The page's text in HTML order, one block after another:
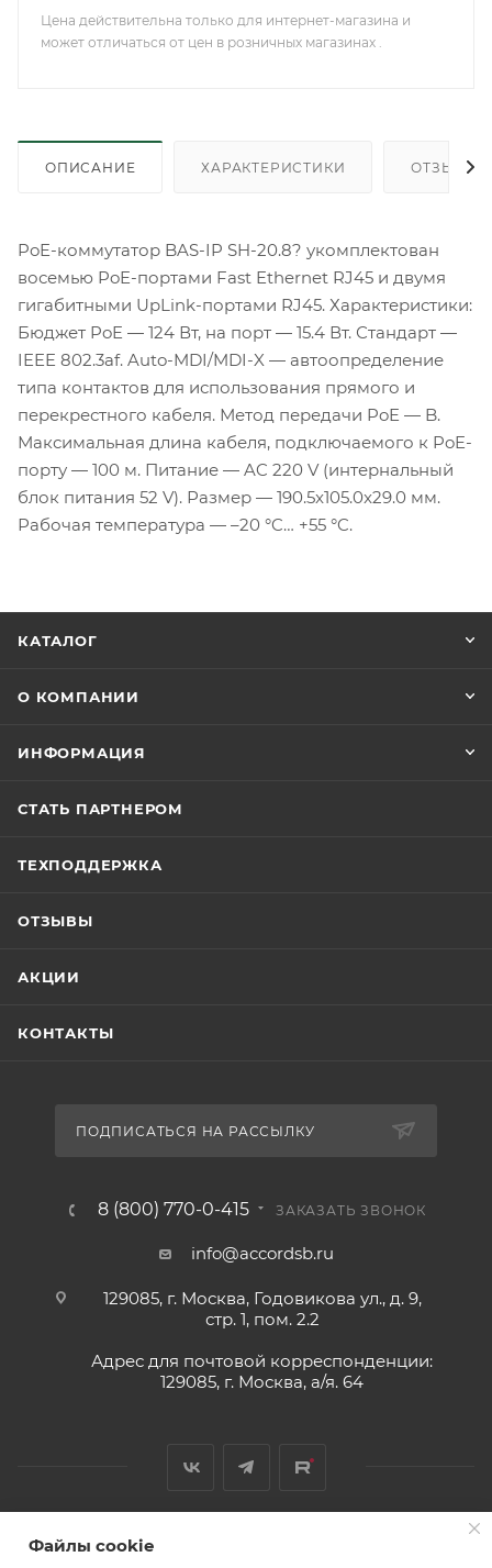
Цена действительна только для интернет-магазина и
может отличаться от цен в розничных магазинах .
ОПИСАНИЕ ХАРАКТЕРИСТИКИ ОТЗЫВЫ
PoE-коммутатор BAS-IP SH-20.8? укомплектован
восемью PoE-портами Fast Ethernet RJ45 и двумя
гигабитными UpLink-портами RJ45. Характеристики:
Бюджет PoE — 124 Вт, на порт — 15.4 Вт. Стандарт —
IEEE 802.3af. Auto-MDI/MDI-X — автоопределение
типа контактов для использования прямого и
перекрестного кабеля. Метод передачи PoE — B.
Максимальная длина кабеля, подключаемого к PoE-
порту — 100 м. Питание — AC 220 V (интернальный
блок питания 52 V). Размер — 190.5x105.0x29.0 мм.
Рабочая температура — –20 °C… +55 °C.
КАТАЛОГ
О КОМПАНИИ
ИНФОРМАЦИЯ
СТАТЬ ПАРТНЕРОМ
ТЕХПОДДЕРЖКА
ОТЗЫВЫ
АКЦИИ
КОНТАКТЫ
ПОДПИСАТЬСЯ НА РАССЫЛКУ
8 (800) 770-0-415 ЗАКАЗАТЬ ЗВОНОК
info@accordsb.ru
129085, г. Москва, Годовикова ул., д. 9,
стр. 1, пом. 2.2
Адрес для почтовой корреспонденции:
129085, г. Москва, а/я. 64
2026 © Обращаем Ваше внимание на то, что вся
Файлы cookie